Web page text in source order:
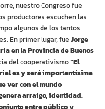
nuestro Congreso fue
productores escuchen las
algunos de los tantos
En primer lugar, fueJorge
en la Provincia de Buenos
del cooperativismo“El
es y será importantísima
ver con el mundo
arraigo, identidad.